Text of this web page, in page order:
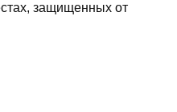
защищенных от